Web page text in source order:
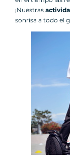
¡Nuestras
sonrisa a todo el